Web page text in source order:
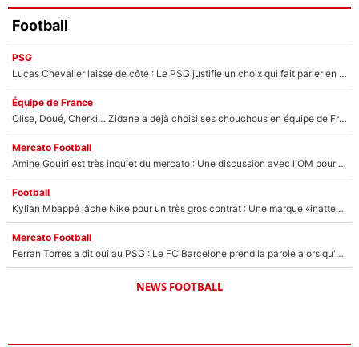
Football
PSG
Lucas Chevalier laissé de côté : Le PSG justifie un choix qui fait parler en plein mercato
Équipe de France
Olise, Doué, Cherki… Zidane a déjà choisi ses chouchous en équipe de France ? L’IA annonce des surprises sans Kylian Mbappé !
Mercato Football
Amine Gouiri est très inquiet du mercato : Une discussion avec l'OM pour acter son transfert !
Football
Kylian Mbappé lâche Nike pour un très gros contrat : Une marque «inattendue» va frapper très fort
Mercato Football
Ferran Torres a dit oui au PSG : Le FC Barcelone prend la parole alors qu'un transfert de l'attaquant espagnol prend forme
NEWS FOOTBALL